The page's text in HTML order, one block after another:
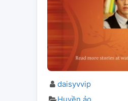
daisyvvip